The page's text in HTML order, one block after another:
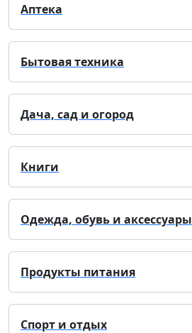
Аптека
Бытовая техника
Дача, сад и огород
Книги
Одежда, обувь и аксессуары
Продукты питания
Спорт и отдых